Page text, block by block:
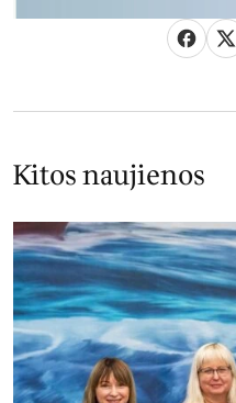
Kitos naujienos